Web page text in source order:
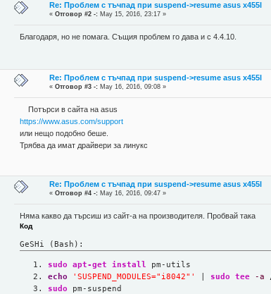
Re: Проблем с тъчпад при suspend->resume asus x455l
«Отговор #2 -: May 15, 2016, 23:17 »
Благодаря, но не помага. Същия проблем го дава и с 4.4.10.
Re: Проблем с тъчпад при suspend->resume asus x455l
«Отговор #3 -: May 16, 2016, 09:08 »
Потърси в сайта на asus
https://www.asus.com/support
или нещо подобно беше.
Трябва да имат драйвери за линукс
Re: Проблем с тъчпад при suspend->resume asus x455l
«Отговор #4 -: May 16, 2016, 09:47 »
Няма какво да търсиш из сайт-а на производителя. Пробвай така
Код
GeSHi (Bash):
sudo apt-get install
pm-utils
echo
'SUSPEND_MODULES="i8042"' sudo tee -a
sudo
pm-suspend